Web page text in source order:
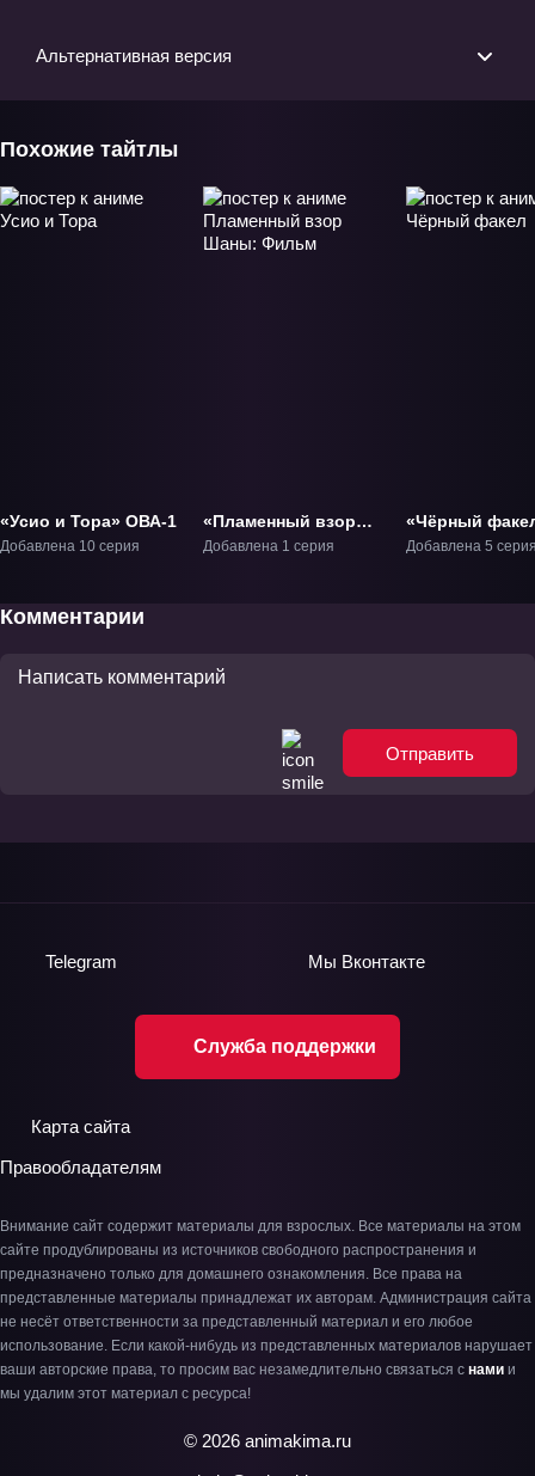
Альтернативная версия
Похожие тайтлы
«Усио и Тора» ОВА-1
Добавлена 10 серия
«Пламенный взор
Шаны: Фильм»
Добавлена 1 серия
«Чёрный
ТВ-1
Добавлена 5
Комментарии
Отправить
Служба поддержки
Telegram Мы Вконтакте
Карта сайта
Правообладателям
Внимание сайт содержит материалы для взрослых. Все материалы на этом
сайте продублированы из источников свободного распространения и
предназначено только для домашнего ознакомления. Все права на
представленные материалы принадлежат их авторам. Администрация сайта
не несёт ответственности за представленный материал и его любое
использование. Если какой-нибудь из представленных материалов нарушает
ваши авторские права, то просим вас незамедлительно связаться с нами и
мы удалим этот материал с ресурса!
© 2026 animakima.ru